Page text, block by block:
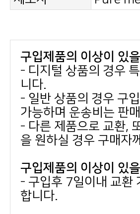
구입제품의 이상이 있
니다.
가능하며 운송비는 판
을 원하실 경우 구매자
구입제품의 이상이 있
합니다.